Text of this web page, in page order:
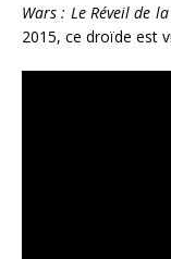
Wars : Le Réveil de
2015, ce droïde est